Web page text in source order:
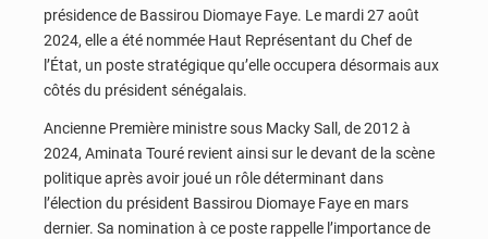
présidence de Bassirou Diomaye Faye. Le mardi 27 août
2024, elle a été nommée Haut Représentant du Chef de
l’État, un poste stratégique qu’elle occupera désormais aux
côtés du président sénégalais.
Ancienne Première ministre sous Macky Sall, de 2012 à
2024, Aminata Touré revient ainsi sur le devant de la scène
politique après avoir joué un rôle déterminant dans
l’élection du président Bassirou Diomaye Faye en mars
dernier. Sa nomination à ce poste rappelle l’importance de